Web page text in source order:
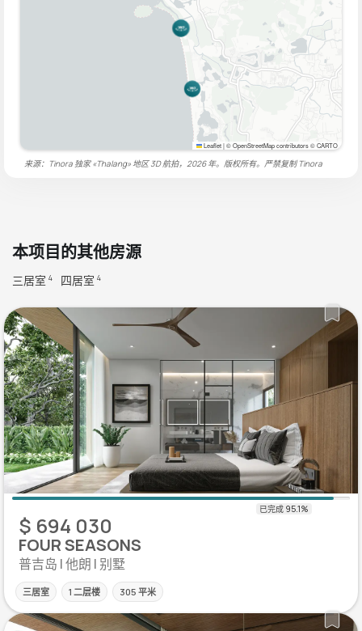
Leaflet|© OpenStreetMap contributors © CARTO
来源：Tinora 独家 «Thalang» 地区 3D 航拍，2026 年。版权所有。严禁复制Tinora
本项目的其他房源
三居室 4 四居室 4
$ 694 030
FOUR SEASONS
普吉岛 | 他朗 | 别墅
三居室 1 二层楼 305 平米